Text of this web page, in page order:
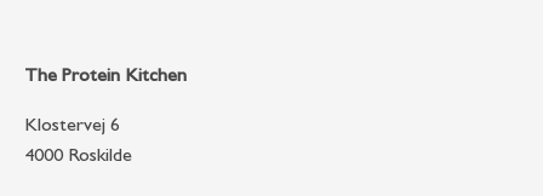
The Protein Kitchen
Klostervej 6
4000 Roskilde